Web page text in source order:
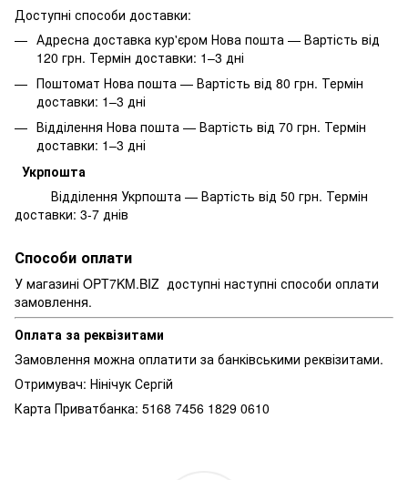
Доступні способи доставки:
Адресна доставка кур'єром Нова пошта — Вартість від
120 грн. Термін доставки: 1–3 дні
Поштомат Нова пошта — Вартість від 80 грн. Термін
доставки: 1–3 дні
Відділення Нова пошта — Вартість від 70 грн. Термін
доставки: 1–3 дні
Укрпошта
Відділення Укрпошта — Вартість від 50 грн. Термін
доставки: 3-7 днів
Способи оплати
У магазині OPT7KM.BIZ доступні наступні способи оплати
замовлення.
Оплата за реквізитами
Замовлення можна оплатити за банківськими реквізитами.
Отримувач: Нінічук Сергій
Карта Приватбанка: 5168 7456 1829 0610